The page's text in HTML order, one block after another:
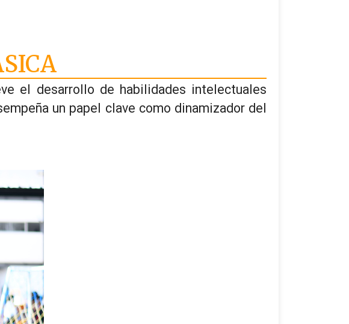
el desarrollo de habilidades intelectuales
un papel clave como dinamizador del